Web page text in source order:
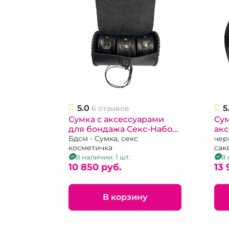
5.0 6 отзывов
Сумка с аксессуарами
для бондажа Секс-Набор
"BDSM Arsenal" кожаная
черная, ошейник,
наручники и поножи
Бдсм - Сумка, секс
косметичка
В наличии: 1 шт.
10 850 pуб.
В корзину
В
13